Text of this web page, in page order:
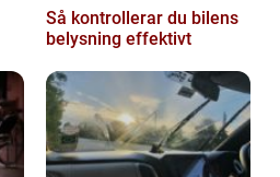
Så kontrollerar du bilens
belysning effektivt